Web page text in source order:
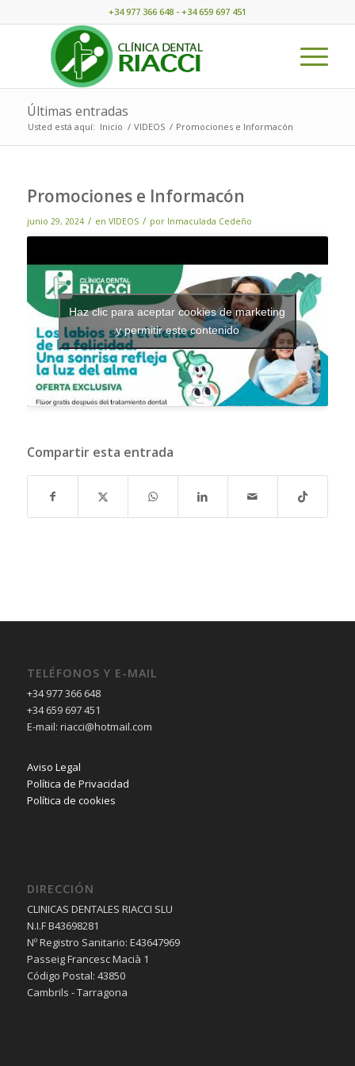
+34 977 366 648 - +34 659 697 451
Últimas entradas
Usted está aquí: Inicio / VIDEOS / Promociones e Informacón
Promociones e Informacón
junio 29, 2024 / en VIDEOS / por Inmaculada Cedeño
Haz clic para aceptar cookies de marketing
y permitir este contenido
Compartir esta entrada
TELÉFONOS Y E-MAIL
+34 977 366 648
+34 659 697 451
E-mail: riacci@hotmail.com
Aviso Legal
Política de Privacidad
Política de cookies
DIRECCIÓN
CLINICAS DENTALES RIACCI SLU
N.I.F B43698281
Nº Registro Sanitario: E43647969
Passeig Francesc Macià 1
Código Postal: 43850
Cambrils - Tarragona